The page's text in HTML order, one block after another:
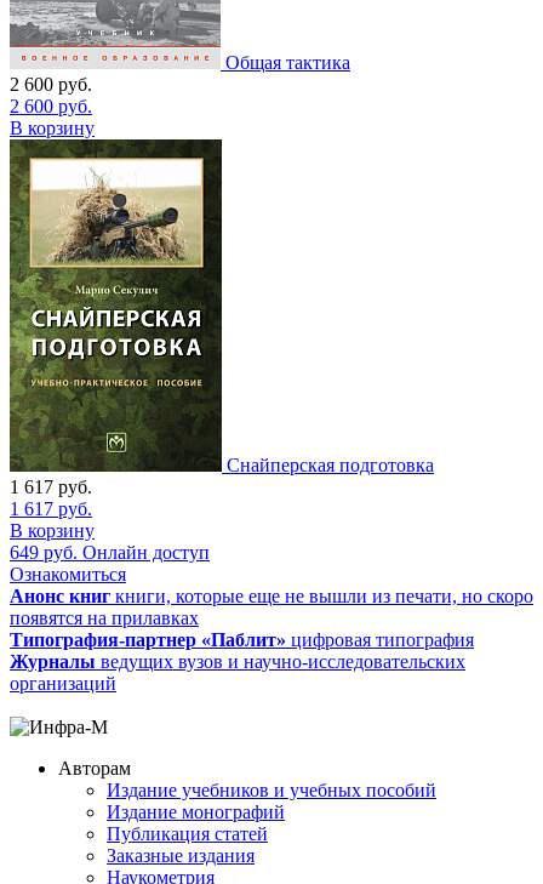
Общая тактика
2 600 руб.
2 600 руб.
В корзину
Снайперская подготовка
1 617 руб.
1 617 руб.
В корзину
649 руб. Онлайн доступ
Ознакомиться
Анонс книг книги, которые еще не вышли из печати, но скоро
появятся на прилавках
Типография-партнер «Паблит» цифровая типография
Журналы ведущих вузов и научно-исследовательских
организаций
Авторам
Издание учебников и учебных пособий
Издание монографий
Публикация статей
Заказные издания
Наукометрия